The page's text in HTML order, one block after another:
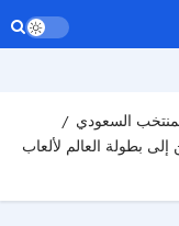
السعودي
حضورها العالمي بتأهل 6 لاعبين إلى بطولة العالم لألعاب